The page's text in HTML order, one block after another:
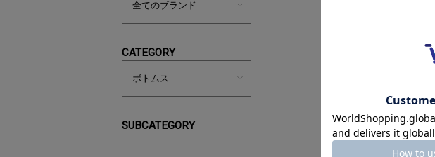
CATEGORY
SUBCATEGORY
即戦力アイテム続々対象
夏服まとめて手に入れるなら今